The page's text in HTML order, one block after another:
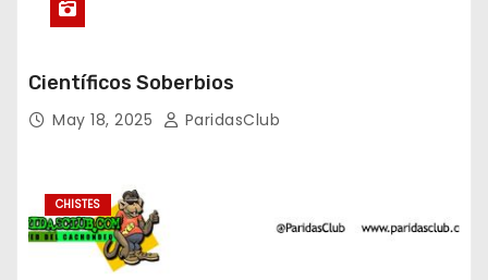
Científicos Soberbios
May 18, 2025 ParidasClub
CHISTES